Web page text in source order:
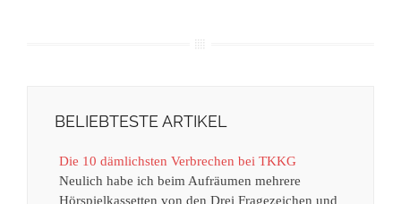
BELIEBTESTE ARTIKEL
Die 10 dämlichsten Verbrechen bei TKKG
Neulich habe ich beim Aufräumen mehrere
Hörspielkassetten von den Drei Fragezeichen und